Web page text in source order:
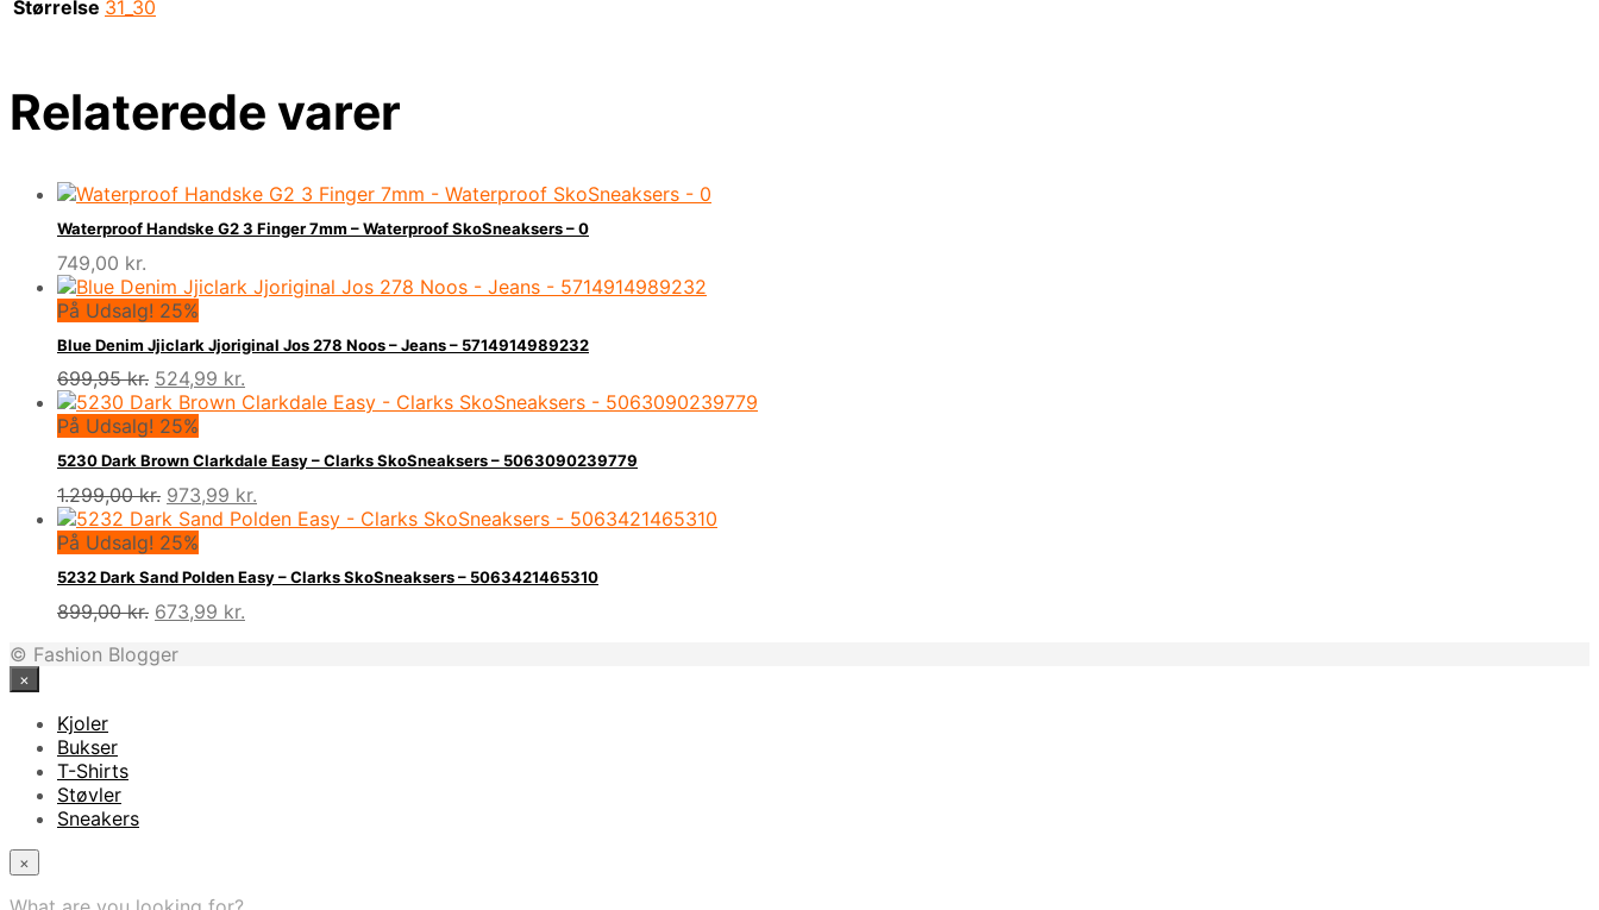
Størrelse 31_30
Relaterede varer
Waterproof Handske G2 3 Finger 7mm – Waterproof SkoSneaksers – 0
749,00 kr.
På Udsalg! 25%
Blue Denim Jjiclark Jjoriginal Jos 278 Noos – Jeans – 5714914989232
699,95kr. Den
oprindelige
pris
699,95 kr..
524,99 kr.
aktuelle
er:
524,99 kr..
På Udsalg! 25%
5230 Dark Brown Clarkdale Easy – Clarks SkoSneaksers – 5063090239779
1.299,00kr. Den
oprindelige
pris
1.299,00 kr..
973,99 kr.
aktuelle
973,99 kr..
På Udsalg! 25%
5232 Dark Sand Polden Easy – Clarks SkoSneaksers – 5063421465310
899,00kr. Den
pris
673,99 kr.
© Fashion Blogger
×
Kjoler
Bukser
T-Shirts
Støvler
Sneakers
×